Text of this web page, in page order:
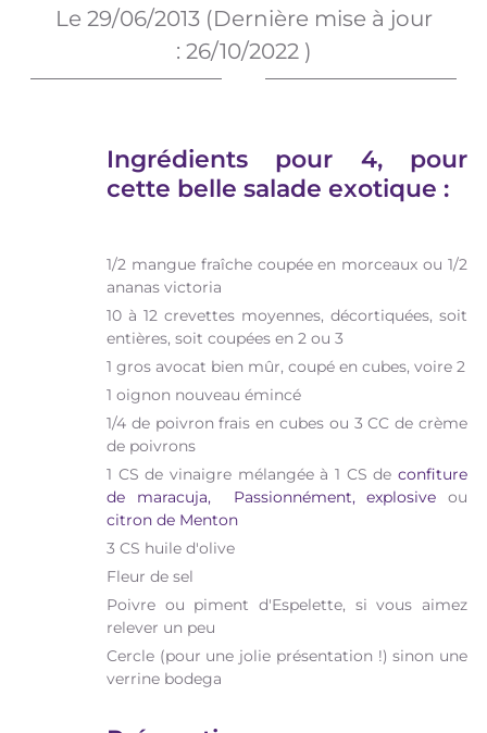
Le 29/06/2013(Dernière mise à jour
: 26/10/2022 )
Ingrédients pour 4, pour
cette belle salade exotique :
1/2 mangue fraîche coupée en morceaux ou 1/2
ananas victoria
10 à 12 crevettes moyennes, décortiquées, soit
entières, soit coupées en 2 ou 3
1 gros avocat bien mûr, coupé en cubes, voire 2
1 oignon nouveau émincé
1/4 de poivron frais en cubes ou 3 CC de crème
de poivrons
1 CS de vinaigre mélangée à 1 CS de confiture
de maracuja,
Passionnément,explosive ou
citron de Menton
3 CS huile d'olive
Fleur de sel
Poivre ou piment d'Espelette, si vous aimez
relever un peu
Cercle (pour une jolie présentation !) sinon une
verrine bodega